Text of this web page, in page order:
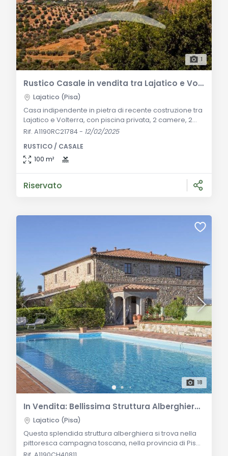
1
Rustico Casale in vendita tra Lajatico e Volterra
Lajatico (Pisa)
Casa indipendente in pietra di recente costruzione tra
Lajatico e Volterra, con piscina privata, 2 camere, 2
bagni e ampi spazi luminosi. Circondata da 10.000 mq
sulle colline toscane. Descrizione Generale: Situata tra
i suggestivi borghi di Lajatico e Volterra, questa casa
Rif. A1190RC21784- 12/02/2025
RUSTICO / CASALE
100 m²
Riservato
18
In Vendita: Bellissima Struttura Alberghiera a Lajatico, Toscana - Opportunità di Investimento Ideale
Lajatico (Pisa)
Questa splendida struttura alberghiera si trova nella
pittoresca campagna toscana, nella provincia di Pisa,
nel suggestivo borgo di Lajatico. Situata a soli 35 km